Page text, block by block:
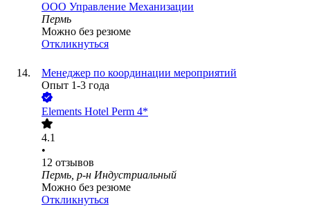
ООО Управление Механизации
Пермь
Можно без резюме
Откликнуться
Менеджер по координации мероприятий
Опыт 1-3 года
Elements Hotel Perm 4*
4.1
•
12 отзывов
Пермь, р-н Индустриальный
Можно без резюме
Откликнуться